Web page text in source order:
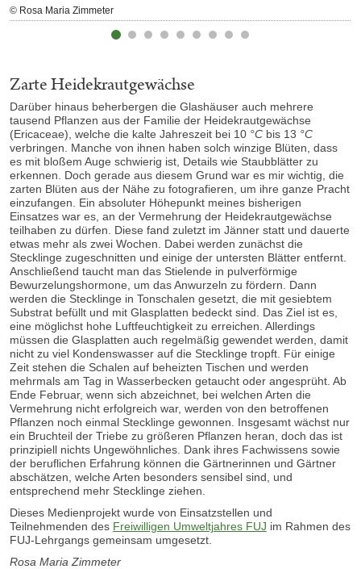
© Rosa Maria Zimmeter
Zarte Heidekrautgewächse
Darüber hinaus beherbergen die Glashäuser auch mehrere
tausend Pflanzen aus der Familie der Heidekrautgewächse
(Ericaceae), welche die kalte Jahreszeit bei 10 °Cbis 13 °C
verbringen. Manche von ihnen haben solch winzige Blüten, dass
es mit bloßem Auge schwierig ist, Details wie Staubblätter zu
erkennen. Doch gerade aus diesem Grund war es mir wichtig, die
zarten Blüten aus der Nähe zu fotografieren, um ihre ganze Pracht
einzufangen. Ein absoluter Höhepunkt meines bisherigen
Einsatzes war es, an der Vermehrung der Heidekrautgewächse
teilhaben zu dürfen. Diese fand zuletzt im Jänner statt und dauerte
etwas mehr als zwei Wochen. Dabei werden zunächst die
Stecklinge zugeschnitten und einige der untersten Blätter entfernt.
Anschließend taucht man das Stielende in pulverförmige
Bewurzelungshormone, um das Anwurzeln zu fördern. Dann
werden die Stecklinge in Tonschalen gesetzt, die mit gesiebtem
Substrat befüllt und mit Glasplatten bedeckt sind. Das Ziel ist es,
eine möglichst hohe Luftfeuchtigkeit zu erreichen. Allerdings
müssen die Glasplatten auch regelmäßig gewendet werden, damit
nicht zu viel Kondenswasser auf die Stecklinge tropft. Für einige
Zeit stehen die Schalen auf beheizten Tischen und werden
mehrmals am Tag in Wasserbecken getaucht oder angesprüht. Ab
Ende Februar, wenn sich abzeichnet, bei welchen Arten die
Vermehrung nicht erfolgreich war, werden von den betroffenen
Pflanzen noch einmal Stecklinge gewonnen. Insgesamt wächst nur
ein Bruchteil der Triebe zu größeren Pflanzen heran, doch das ist
prinzipiell nichts Ungewöhnliches. Dank ihres Fachwissens sowie
der beruflichen Erfahrung können die Gärtnerinnen und Gärtner
abschätzen, welche Arten besonders sensibel sind, und
entsprechend mehr Stecklinge ziehen.
Dieses Medienprojekt wurde von Einsatzstellen und
Teilnehmenden des Freiwilligen Umweltjahres FUJ im Rahmen des
FUJ-Lehrgangs gemeinsam umgesetzt.
Rosa Maria Zimmeter